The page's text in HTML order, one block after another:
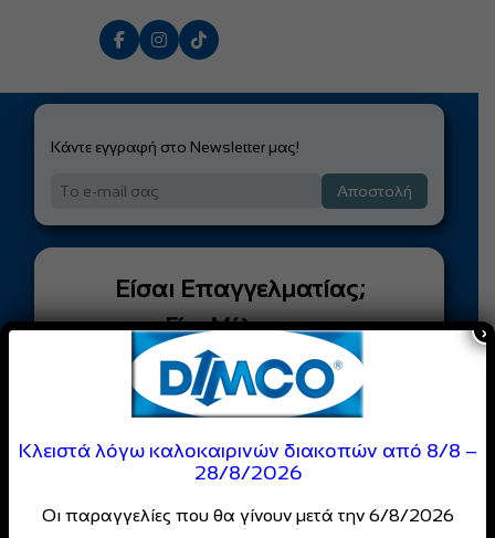
Κάντε εγγραφή στο Newsletter μας!
Αποστολή
Είσαι Επαγγελματίας;
Γίνε Μέλος της
DIMCO
Κοινότητας
αποκλειστικές προσφορές
για επαγγελματίες
Κλειστά λόγω καλοκαιρινών διακοπών από 8/8 –
28/8/2026
Οι παραγγελίες που θα γίνουν μετά την 6/8/2026
×